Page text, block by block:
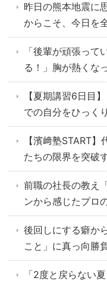
昨日の熊本地震に
からこそ、今日を
「後輩が頑張って
る！」胸が熱くな
【夏期講習6日目
での自分をひっく
【濱﨑塾START
たちの限界を突破
前職の社長の教え
ンから感じたプロ
後回しにする癖か
こと」に真っ向勝
「2度と戻らない